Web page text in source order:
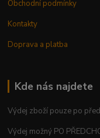
Obchodní podmínky
Kontakty
Doprava a platba
Kde nás najdete
Výdej zboží pouze po
Výdej možný PO